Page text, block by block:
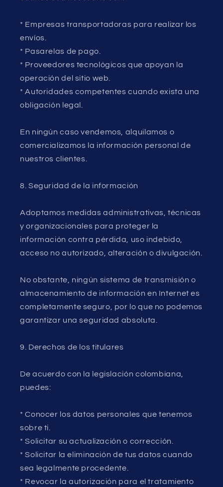
* Empresas transportadoras para realizar los
envíos.
* Pasarelas de pago.
* Proveedores tecnológicos que apoyan la
operación del sitio web.
* Autoridades competentes cuando exista una
obligación legal.
En ningún caso vendemos, alquilamos o
comercializamos la información personal de
nuestros clientes.
8. Seguridad de la información
Adoptamos medidas administrativas, técnicas
y organizacionales para proteger la
información contra pérdida, uso indebido,
acceso no autorizado, alteración o divulgación.
No obstante, ningún sistema de transmisión o
almacenamiento de información en Internet es
completamente seguro, por lo que no podemos
garantizar una seguridad absoluta.
9. Derechos de los titulares
De acuerdo con la legislación colombiana,
puedes:
* Conocer los datos personales que tenemos
sobre ti.
* Solicitar su actualización o corrección.
* Solicitar la eliminación de tus datos cuando
sea legalmente procedente.
* Revocar la autorización para el tratamiento